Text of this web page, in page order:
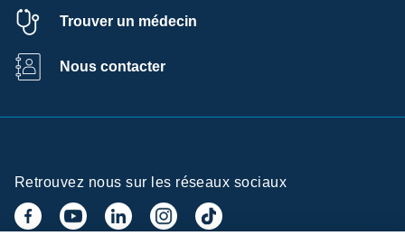
Trouver un médecin
Nous contacter
Retrouvez nous sur les réseaux sociaux